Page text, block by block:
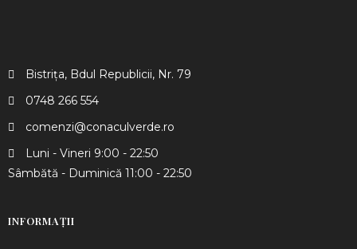
Bistrița, Bdul Republicii, Nr. 79
0748 266 554​
comenzi@conaculverde.ro
Luni - Vineri 9:00 - 22:50
Sâmbătă - Duminică 11:00 - 22:50
INFORMAȚII